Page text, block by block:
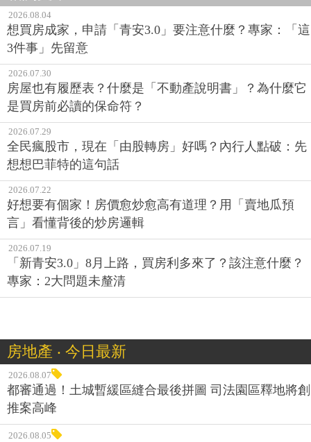
2026.08.04
想買房成家，申請「青安3.0」要注意什麼？專家：「這
3件事」先留意
2026.07.30
房屋也有履歷表？什麼是「不動產說明書」？為什麼它
是買房前必讀的保命符？
2026.07.29
全民瘋股市，現在「由股轉房」好嗎？內行人點破：先
想想巴菲特的這句話
2026.07.22
好想要有個家！房價愈炒愈高有道理？用「賣地瓜預
言」看懂背後的炒房邏輯
2026.07.19
「新青安3.0」8月上路，買房利多來了？該注意什麼？
專家：2大問題未釐清
房地產 ‧ 今日最新
2026.08.07
都審通過！土城暫緩區縫合最後拼圖 司法園區釋地將創
推案高峰
2026.08.05